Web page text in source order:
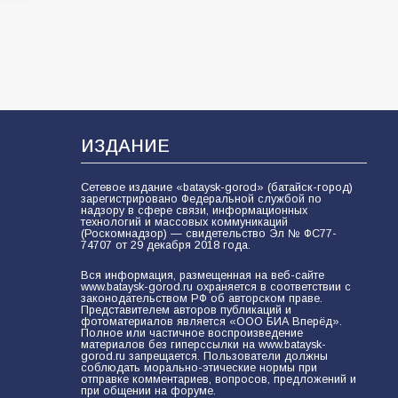
ИЗДАНИЕ
Сетевое издание «bataysk-gorod» (батайск-город)
зарегистрировано Федеральной службой по
надзору в сфере связи, информационных
технологий и массовых коммуникаций
(Роскомнадзор) — свидетельство Эл № ФС77-
74707 от 29 декабря 2018 года.
Вся информация, размещенная на веб-сайте
www.bataysk-gorod.ru охраняется в соответствии с
законодательством РФ об авторском праве.
Представителем авторов публикаций и
фотоматериалов является «ООО БИА Вперёд».
Полное или частичное воспроизведение
материалов без гиперссылки на www.bataysk-
gorod.ru запрещается. Пользователи должны
соблюдать морально-этические нормы при
отправке комментариев, вопросов, предложений и
при общении на форуме.